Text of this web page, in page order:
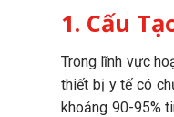
1. Cấu
Trong lĩnh vực
thiết bị y tế có
khoảng 90-95%